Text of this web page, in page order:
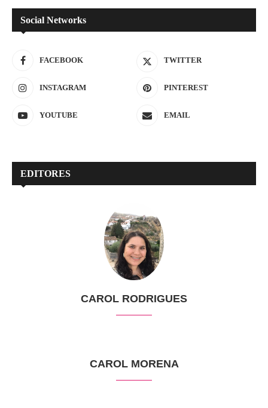
Social Networks
FACEBOOK TWITTER
INSTAGRAM PINTEREST
YOUTUBE EMAIL
EDITORES
CAROL RODRIGUES
CAROL MORENA